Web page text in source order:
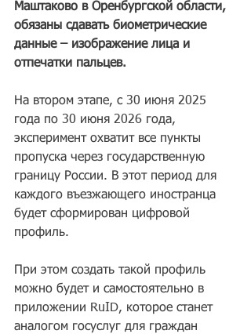
Маштаково в Оренбургской области,
обязаны сдавать биометрические
данные – изображение лица и
отпечатки пальцев.
На втором этапе, с 30 июня 2025
года по 30 июня 2026 года,
эксперимент охватит все пункты
пропуска через государственную
границу России. В этот период для
каждого въезжающего иностранца
будет сформирован цифровой
профиль.
При этом создать такой профиль
можно будет и самостоятельно в
приложении RuID, которое станет
аналогом госуслуг для граждан